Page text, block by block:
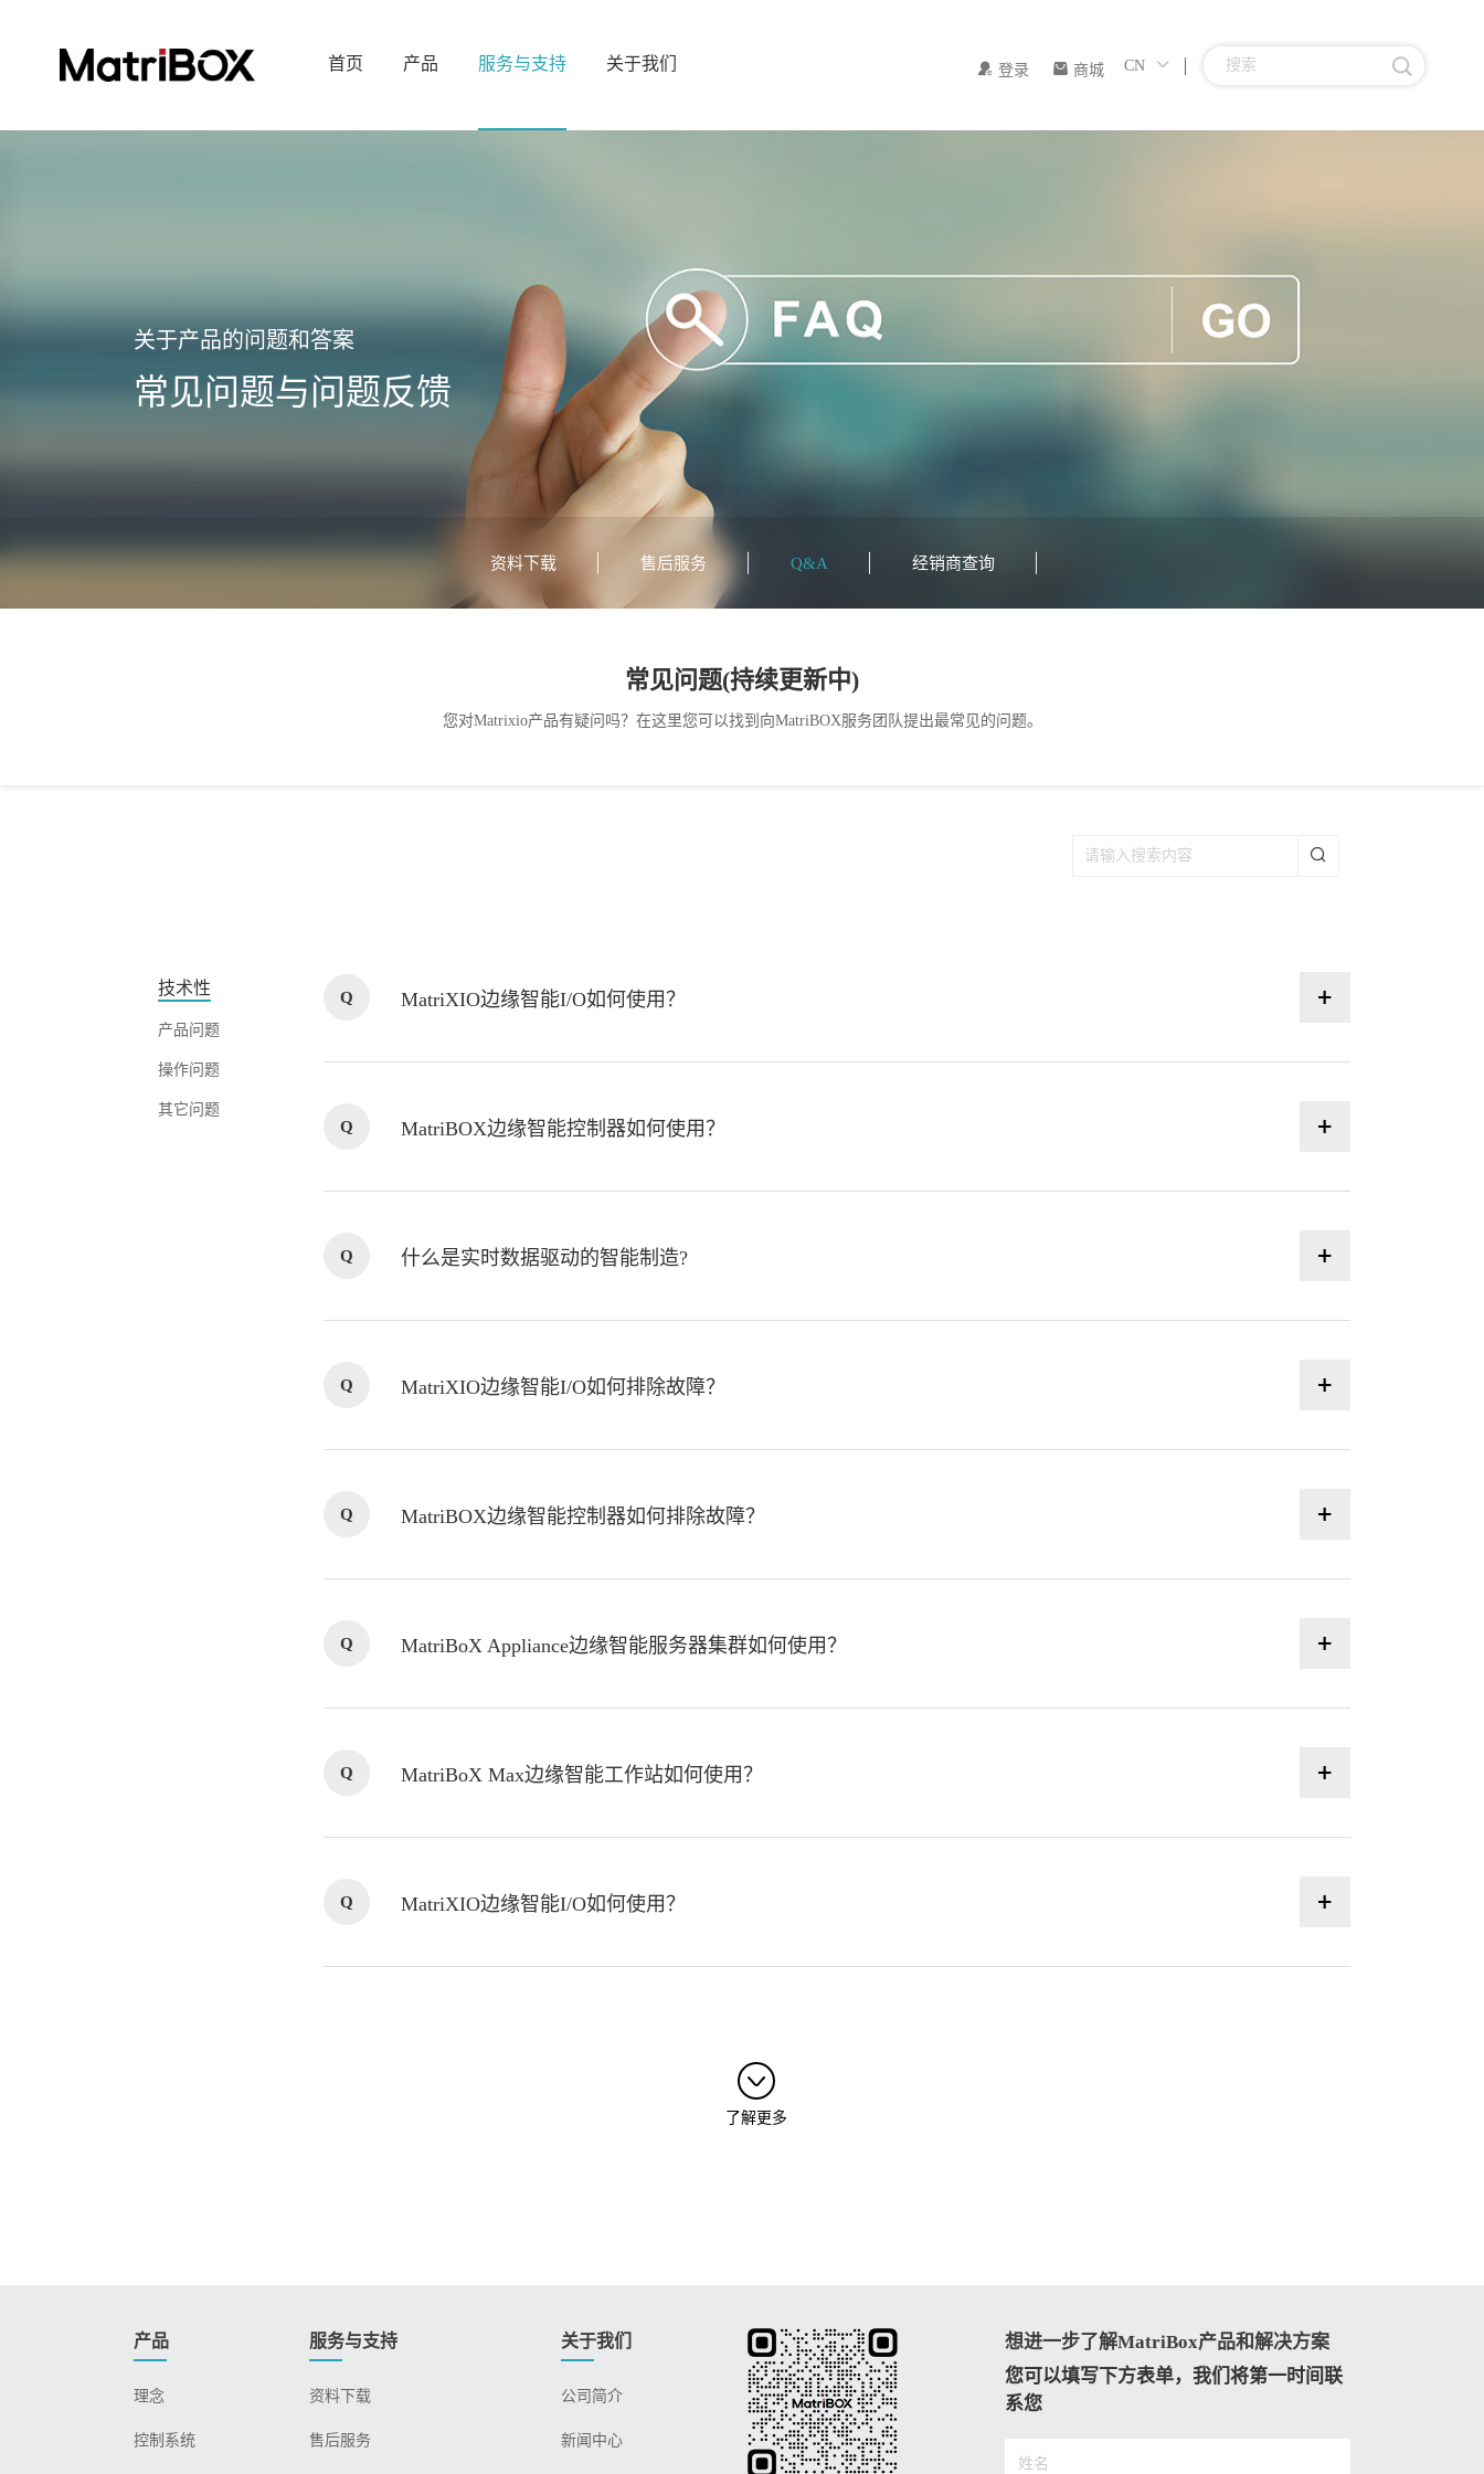
首页 产品 服务与支持 关于我们 登录 商城 CN
关于产品的问题和答案
常见问题与问题反馈
资料下载 售后服务 Q&A 经销商查询
常见问题(持续更新中)
您对Matrixio产品有疑问吗？在这里您可以找到向MatriBOX服务团队提出最常见的问题。
技术性
产品问题
操作问题
其它问题
Q MatriXIO边缘智能I/O如何使用？
Q MatriBOX边缘智能控制器如何使用？
Q 什么是实时数据驱动的智能制造?
Q MatriXIO边缘智能I/O如何排除故障？
Q MatriBOX边缘智能控制器如何排除故障？
Q MatriBoX Appliance边缘智能服务器集群如何使用？
Q MatriBoX Max边缘智能工作站如何使用？
Q MatriXIO边缘智能I/O如何使用？
了解更多
产品
理念
控制系统
服务与支持
资料下载
售后服务
关于我们
公司简介
新闻中心
想进一步了解MatriBox产品和解决方案
您可以填写下方表单，我们将第一时间联
系您